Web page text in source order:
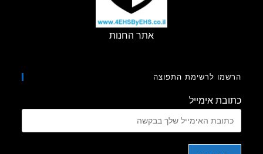
אתר החנות
לרשימת התפוצה
אימייל